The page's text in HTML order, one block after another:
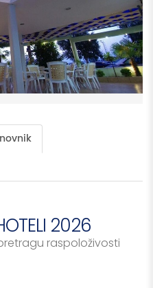
2026
raspoloživosti